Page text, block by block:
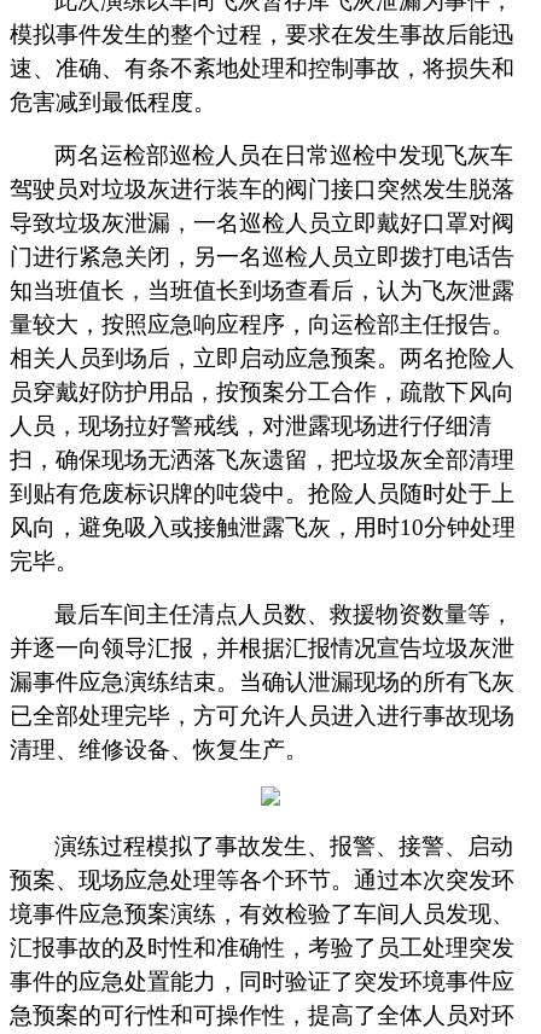
模拟事件发生的整个过程，要求在发生事故后能迅
速、准确、有条不紊地处理和控制事故，将损失和
危害减到最低程度。
两名运检部巡检人员在日常巡检中发现飞灰车
驾驶员对垃圾灰进行装车的阀门接口突然发生脱落
导致垃圾灰泄漏，一名巡检人员立即戴好口罩对阀
门进行紧急关闭，另一名巡检人员立即拨打电话告
知当班值长，当班值长到场查看后，认为飞灰泄露
量较大，按照应急响应程序，向运检部主任报告。
相关人员到场后，立即启动应急预案。两名抢险人
员穿戴好防护用品，按预案分工合作，疏散下风向
人员，现场拉好警戒线，对泄露现场进行仔细清
扫，确保现场无洒落飞灰遗留，把垃圾灰全部清理
到贴有危废标识牌的吨袋中。抢险人员随时处于上
风向，避免吸入或接触泄露飞灰，用时10分钟处理
完毕。
最后车间主任清点人员数、救援物资数量等，
并逐一向领导汇报，并根据汇报情况宣告垃圾灰泄
漏事件应急演练结束。当确认泄漏现场的所有飞灰
已全部处理完毕，方可允许人员进入进行事故现场
清理、维修设备、恢复生产。
演练过程模拟了事故发生、报警、接警、启动
预案、现场应急处理等各个环节。通过本次突发环
境事件应急预案演练，有效检验了车间人员发现、
汇报事故的及时性和准确性，考验了员工处理突发
事件的应急处置能力，同时验证了突发环境事件应
急预案的可行性和可操作性，提高了全体人员对环